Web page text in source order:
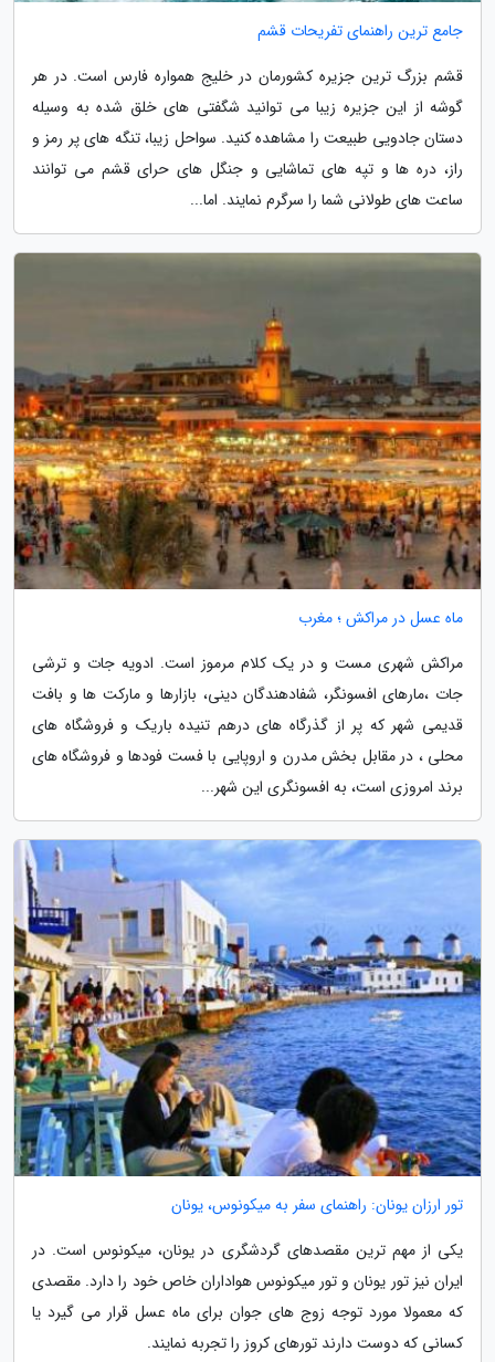
جامع ترین راهنمای تفریحات قشم
قشم بزرگ ترین جزیره کشورمان در خلیج همواره فارس است. در هر
گوشه از این جزیره زیبا می توانید شگفتی های خلق شده به وسیله
دستان جادویی طبیعت را مشاهده کنید. سواحل زیبا، تنگه های پر رمز و
راز، دره ها و تپه های تماشایی و جنگل های حرای قشم می توانند
ساعت های طولانی شما را سرگرم نمایند. اما...
ماه عسل در مراکش ؛ مغرب
مراکش شهری مست و در یک کلام مرموز است. ادویه جات و ترشی
جات ،مارهای افسونگر، شفادهندگان دینی، بازارها و مارکت ها و بافت
قدیمی شهر که پر از گذرگاه های درهم تنیده باریک و فروشگاه های
محلی ، در مقابل بخش مدرن و اروپایی با فست فودها و فروشگاه های
برند امروزی است، به افسونگری این شهر...
تور ارزان یونان: راهنمای سفر به میکونوس، یونان
یکی از مهم ترین مقصدهای گردشگری در یونان، میکونوس است. در
ایران نیز تور یونان و تور میکونوس هواداران خاص خود را دارد. مقصدی
که معمولا مورد توجه زوج های جوان برای ماه عسل قرار می گیرد یا
کسانی که دوست دارند تورهای کروز را تجربه نمایند.